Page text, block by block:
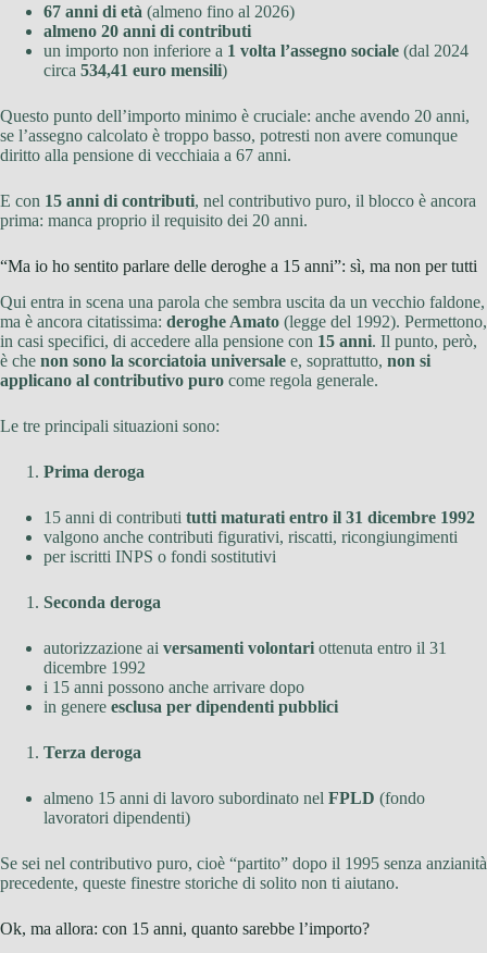
67 anni di età (almeno fino al 2026)
almeno 20 anni di contributi
un importo non inferiore a 1 volta l’assegno sociale (dal 2024
circa 534,41 euro mensili)
Questo punto dell’importo minimo è cruciale: anche avendo 20 anni,
se l’assegno calcolato è troppo basso, potresti non avere comunque
diritto alla pensione di vecchiaia a 67 anni.
E con 15 anni di contributi, nel contributivo puro, il blocco è ancora
prima: manca proprio il requisito dei 20 anni.
“Ma io ho sentito parlare delle deroghe a 15 anni”: sì, ma non per tutti
Qui entra in scena una parola che sembra uscita da un vecchio faldone,
ma è ancora citatissima: deroghe Amato (legge del 1992). Permettono,
in casi specifici, di accedere alla pensione con 15 anni. Il punto, però,
è che non sono la scorciatoia universale e, soprattutto, non si
applicano al contributivo puro come regola generale.
Le tre principali situazioni sono:
Prima deroga
15 anni di contributi tutti maturati entro il 31 dicembre 1992
valgono anche contributi figurativi, riscatti, ricongiungimenti
per iscritti INPS o fondi sostitutivi
Seconda deroga
autorizzazione ai versamenti volontari ottenuta entro il 31
dicembre 1992
i 15 anni possono anche arrivare dopo
in genere esclusa per dipendenti pubblici
Terza deroga
almeno 15 anni di lavoro subordinato nel FPLD (fondo
lavoratori dipendenti)
Se sei nel contributivo puro, cioè “partito” dopo il 1995 senza anzianità
precedente, queste finestre storiche di solito non ti aiutano.
Ok, ma allora: con 15 anni, quanto sarebbe l’importo?